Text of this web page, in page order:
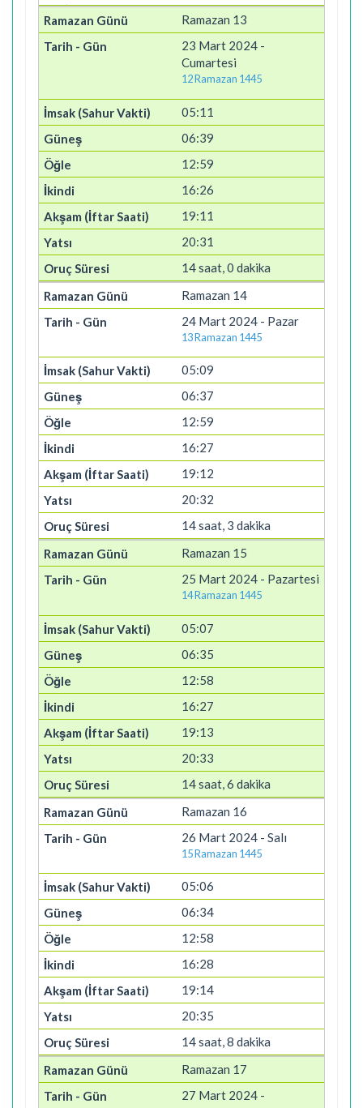
Ramazan 13
23 Mart 2024 -
Cumartesi
12 Ramazan 1445
05:11
06:39
12:59
16:26
19:11
20:31
14 saat, 0 dakika
Ramazan 14
24 Mart 2024 - Pazar
13 Ramazan 1445
05:09
06:37
12:59
16:27
19:12
20:32
14 saat, 3 dakika
Ramazan 15
25 Mart 2024 - Pazartesi
14 Ramazan 1445
05:07
06:35
12:58
16:27
19:13
20:33
14 saat, 6 dakika
Ramazan 16
26 Mart 2024 - Salı
15 Ramazan 1445
05:06
06:34
12:58
16:28
19:14
20:35
14 saat, 8 dakika
Ramazan 17
27 Mart 2024 -